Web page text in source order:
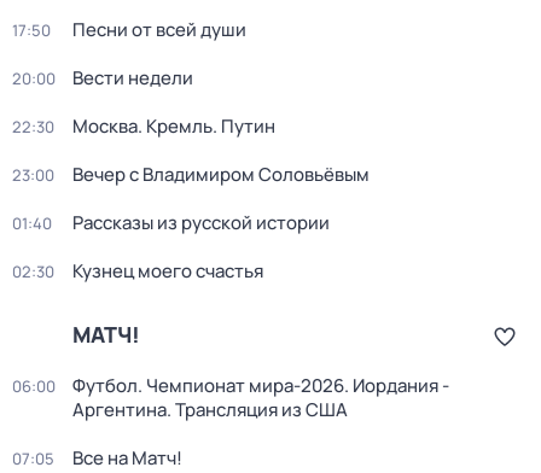
17:50 Песни от всей души
20:00 Вести недели
22:30 Москва. Кремль. Путин
23:00 Вечер с Владимиром Соловьёвым
01:40 Рассказы из русской истории
02:30 Кузнец моего счастья
МАТЧ!
06:00
Футбол. Чемпионат мира-2026. Иордания -
Аргентина. Трансляция из США
07:05 Все на Матч!